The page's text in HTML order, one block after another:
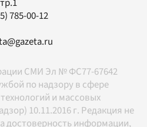
785-00-12
СМИ Эл № ФС77-67642
по надзору в сфере
и массовых
10.11.2016 г. Редакция не
достоверность информации,